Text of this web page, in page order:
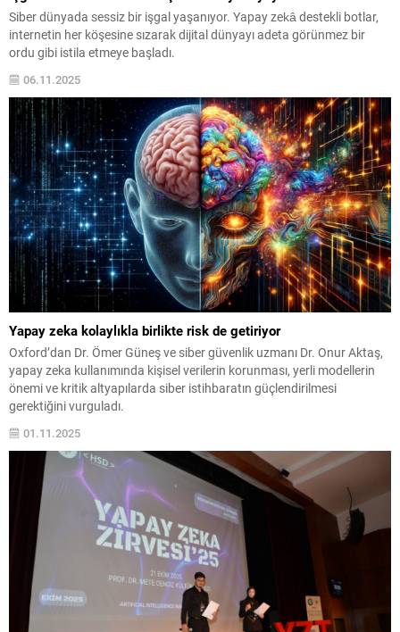
Siber dünyada sessiz bir işgal yaşanıyor. Yapay zekâ destekli botlar,
internetin her köşesine sızarak dijital dünyayı adeta görünmez bir
ordu gibi istila etmeye başladı.
06.11.2025
Yapay zeka kolaylıkla birlikte risk de getiriyor
Oxford’dan Dr. Ömer Güneş ve siber güvenlik uzmanı Dr. Onur Aktaş,
yapay zeka kullanımında kişisel verilerin korunması, yerli modellerin
önemi ve kritik altyapılarda siber istihbaratın güçlendirilmesi
gerektiğini vurguladı.
01.11.2025